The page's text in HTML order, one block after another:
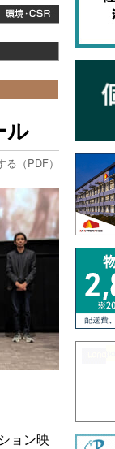
ル
（PDF）
ョン映